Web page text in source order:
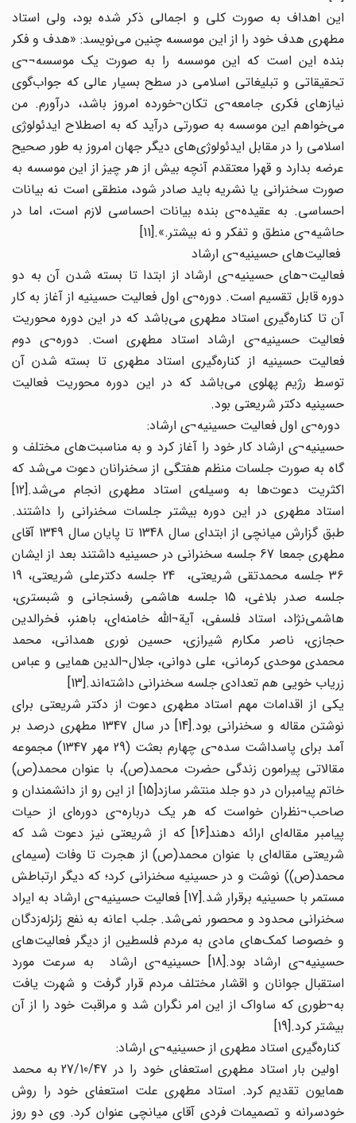
این اهداف به صورت کلی و اجمالی ذکر شده بود، ولی استاد
مطهری هدف خود را از این موسسه چنین می‌نویسد: «هدف و فکر
بنده این است که این موسسه را به صورت یک موسسه¬¬ی
تحقیقاتی و تبلیغاتی اسلامی در سطح بسیار عالی که جواب‌گوی
نیازهای فکری جامعه¬ی تکان¬خورده امروز باشد، درآورم. من
می‌خواهم این موسسه به صورتی درآید که به اصطلاح ایدئولوژی
اسلامی را در مقابل ایدئولوژی‌های دیگر جهان امروز به طور صحیح
عرضه بدارد و قهرا معتقدم آنچه بیش از هر چیز از این موسسه به
صورت سخنرانی یا نشریه باید صادر شود، منطقی است نه بیانات
احساسی. به عقیده¬ی بنده بیانات احساسی لازم است، اما در
حاشیه¬ی منطق و تفکر و نه بیشتر.».[11]
فعالیت‌های حسینیه¬ی ارشاد
فعالیت¬های حسینیه¬ی ارشاد از ابتدا تا بسته شدن آن به دو
دوره قابل تقسیم است. دوره¬ی اول فعالیت حسینیه از آغاز به کار
آن تا کناره‌گیری استاد مطهری می‌باشد که در این دوره محوریت
فعالیت حسینیه¬ی ارشاد استاد مطهری است. دوره¬ی دوم
فعالیت حسینیه از کناره‌گیری استاد مطهری تا بسته شدن آن
توسط رژیم پهلوی می‌باشد که در این دوره محوریت فعالیت
حسینیه دکتر شریعتی بود.
دوره¬ی اول فعالیت حسینیه¬ی ارشاد:
حسینیه¬ی ارشاد کار خود را آغاز کرد و به مناسبت‌های مختلف و
گاه به صورت جلسات منظم هفتگی از سخنرانان دعوت می‌شد که
اکثریت دعوت‌ها به وسیله‌ی استاد مطهری انجام می‌شد.[12]
استاد مطهری در این دوره بیشتر جلسات سخنرانی را داشتند.
طبق گزارش میانچی از ابتدای سال 1348 تا پایان سال 1349 آقای
مطهری جمعا 67 جلسه سخنرانی در حسینیه داشتند بعد از ایشان
36 جلسه محمدتقی شریعتی، 24 جلسه دکترعلی شریعتی، 19
جلسه صدر بلاغی، 15 جلسه هاشمی رفسنجانی و شبستری،
هاشمی‌نژاد، استاد فلسفی، آیة¬الله خامنه‌ای، باهنر، فخرالدین
حجازی، ناصر مکارم شیرازی، حسین نوری همدانی، محمد
محمدی موحدی کرمانی، علی دوانی، جلال¬الدین همایی و عباس
زریاب خویی هم تعدادی جلسه سخنرانی داشته‌اند.[13]
یکی از اقدامات مهم استاد مطهری دعوت از دکتر شریعتی برای
نوشتن مقاله و سخنرانی بود.[14] در سال 1347 مطهری درصد بر
آمد برای پاسداشت سده¬ی چهارم بعثت (29 مهر 1347) مجموعه
مقالاتی پیرامون زندگی حضرت محمد(ص)، با عنوان محمد(ص)
خاتم پیامبران در دو جلد منتشر سازد[15] از این رو از دانشمندان و
صاحب¬نظران خواست که هر یک درباره¬ی دوره‌ای از حیات
پیامبر مقاله‌ای ارائه دهند[16] که از شریعتی نیز دعوت شد که
شریعتی مقاله‌ای با عنوان محمد(ص) از هجرت تا وفات (سیمای
محمد(ص)) نوشت و در حسینیه سخنرانی کرد؛ که دیگر ارتباطش
مستمر با حسینیه برقرار شد.[17] فعالیت حسینیه¬ی ارشاد به ایراد
سخنرانی محدود و محصور نمی‌شد. جلب اعانه به نفع زلزله‌زدگان
و خصوصا کمک‌های مادی به مردم فلسطین از دیگر فعالیت‌های
حسینیه¬ی ارشاد بود.[18] حسینیه¬ی ارشاد به سرعت مورد
استقبال جوانان و اقشار مختلف مردم قرار گرفت و شهرت یافت
به¬طوری که ساواک از این امر نگران شد و مراقبت خود را از آن
بیشتر کرد.[19]
کناره‌گیری استاد مطهری از حسینیه¬ی ارشاد:
اولین بار استاد مطهری استعفای خود را در 27/10/47 به محمد
همایون تقدیم کرد. استاد مطهری علت استعفای خود را روش
خودسرانه و تصمیمات فردی آقای میانچی عنوان کرد. وی دو روز